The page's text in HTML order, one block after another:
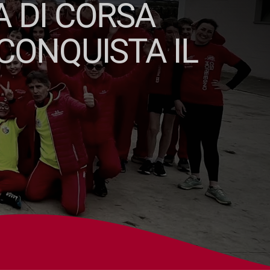
DI CORSA
IL